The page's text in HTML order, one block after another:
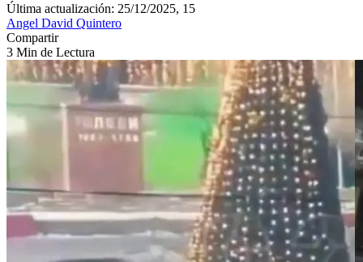
Última actualización: 25/12/2025, 15
Angel David Quintero
Compartir
3 Min de Lectura